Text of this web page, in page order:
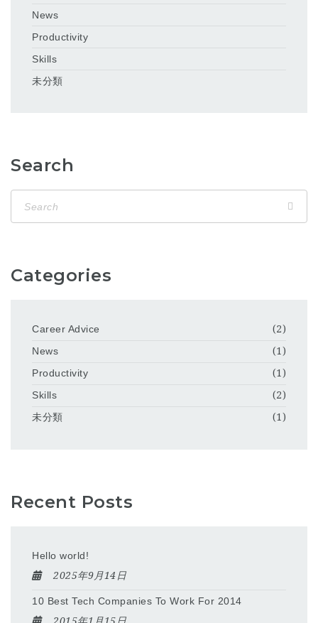
News
Productivity
Skills
未分類
Search
Categories
Career Advice
(2)
News
(1)
Productivity
(1)
Skills
(2)
未分類
(1)
Recent Posts
Hello world!
2025年9月14日
10 Best Tech Companies To Work For 2014
2015年1月15日